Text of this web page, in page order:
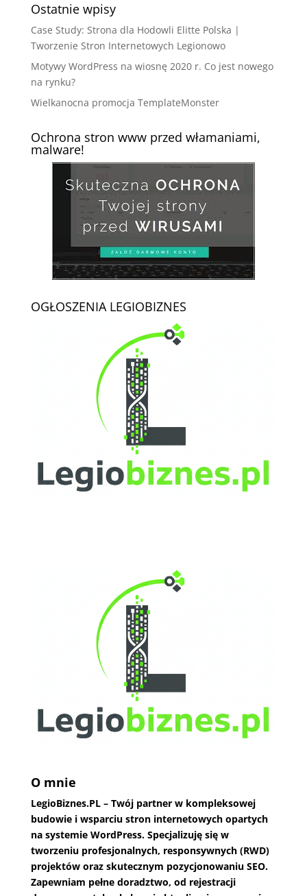
Ostatnie wpisy
Case Study: Strona dla Hodowli Elitte Polska |
Tworzenie Stron Internetowych Legionowo
Motywy WordPress na wiosnę 2020 r. Co jest nowego
na rynku?
Wielkanocna promocja TemplateMonster
Ochrona stron www przed włamaniami,
malware!
OGŁOSZENIA LEGIOBIZNES
O mnie
LegioBiznes.PL– Twój partner w kompleksowej
budowie i wsparciu stron internetowych opartych
na systemie WordPress. Specjalizuję się w
tworzeniu profesjonalnych, responsywnych (RWD)
projektów oraz skutecznym pozycjonowaniu SEO.
Zapewniam pełne doradztwo, od rejestracji